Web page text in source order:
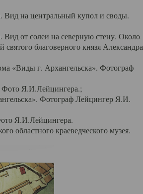
на центральный купол и своды.
от солеи на северную стену. Около
благоверного князя Александра
«Виды г. Архангельска». Фотограф
Фото Я.И.Лейцингера.;
Фотограф Лейцингер Я.И.
Я.И.Лейцингера.
областного краеведческого музея.